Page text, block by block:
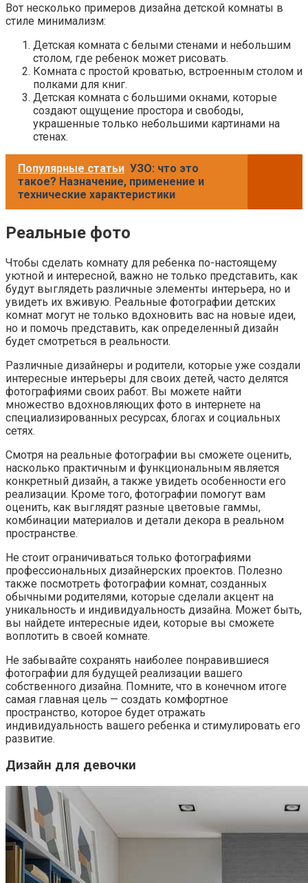
Вот несколько примеров дизайна детской комнаты в
стиле минимализм:
Детская комната с белыми стенами и небольшим
столом, где ребенок может рисовать.
Комната с простой кроватью, встроенным столом и
полками для книг.
Детская комната с большими окнами, которые
создают ощущение простора и свободы,
украшенные только небольшими картинами на
стенах.
Популярные статьи УЗО: что это
такое? Назначение, применение и
технические характеристики
Реальные фото
Чтобы сделать комнату для ребенка по-настоящему
уютной и интересной, важно не только представить, как
будут выглядеть различные элементы интерьера, но и
увидеть их вживую. Реальные фотографии детских
комнат могут не только вдохновить вас на новые идеи,
но и помочь представить, как определенный дизайн
будет смотреться в реальности.
Различные дизайнеры и родители, которые уже создали
интересные интерьеры для своих детей, часто делятся
фотографиями своих работ. Вы можете найти
множество вдохновляющих фото в интернете на
специализированных ресурсах, блогах и социальных
сетях.
Смотря на реальные фотографии вы сможете оценить,
насколько практичным и функциональным является
конкретный дизайн, а также увидеть особенности его
реализации. Кроме того, фотографии помогут вам
оценить, как выглядят разные цветовые гаммы,
комбинации материалов и детали декора в реальном
пространстве.
Не стоит ограничиваться только фотографиями
профессиональных дизайнерских проектов. Полезно
также посмотреть фотографии комнат, созданных
обычными родителями, которые сделали акцент на
уникальность и индивидуальность дизайна. Может быть,
вы найдете интересные идеи, которые вы сможете
воплотить в своей комнате.
Не забывайте сохранять наиболее понравившиеся
фотографии для будущей реализации вашего
собственного дизайна. Помните, что в конечном итоге
самая главная цель — создать комфортное
пространство, которое будет отражать
индивидуальность вашего ребенка и стимулировать его
развитие.
Дизайн для девочки